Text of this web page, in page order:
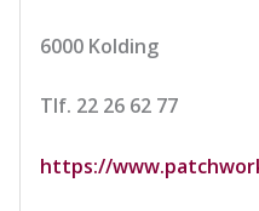
6000 Kolding
Tlf. 22 26 62 77
https://